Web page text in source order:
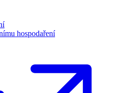
hospodaření